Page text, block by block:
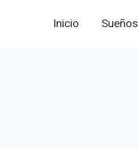
Inicio Sueños